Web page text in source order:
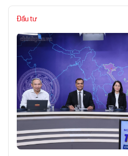
Đầu tư